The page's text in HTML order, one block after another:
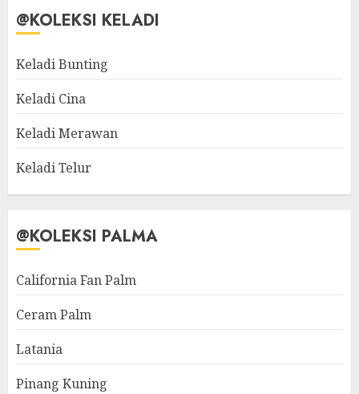
@KOLEKSI KELADI
Keladi Bunting
Keladi Cina
Keladi Merawan
Keladi Telur
@KOLEKSI PALMA
California Fan Palm
Ceram Palm
Latania
Pinang Kuning